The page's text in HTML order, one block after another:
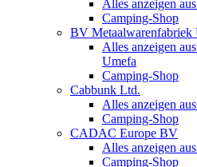
Alles anzeigen
Camping-Shop
BV Metaalwarenfabriek
Alles anzeigen
Umefa
Camping-Shop
Cabbunk Ltd.
Alles anzeigen
Camping-Shop
CADAC Europe BV
Alles anzeigen
Camping-Shop